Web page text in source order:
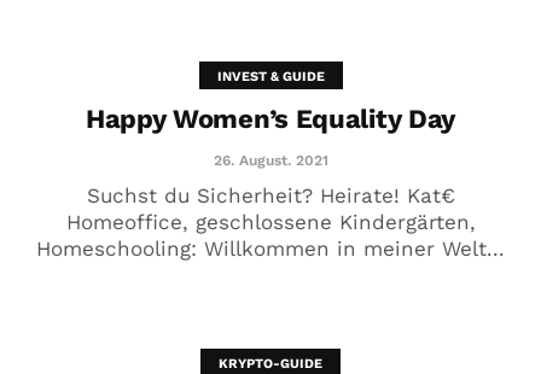
Krass! Das verrät der Cash Flow
INVEST & GUIDE
Happy Women’s Equality Day
26. August. 2021
Suchst du Sicherheit? Heirate! Kat€
Homeoffice, geschlossene Kindergärten,
Homeschooling: Willkommen in meiner Welt...
KRYPTO-GUIDE